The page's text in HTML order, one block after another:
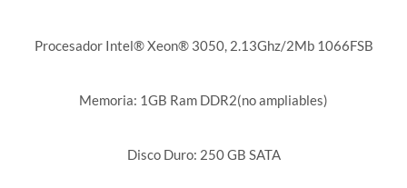
Procesador Intel® Xeon® 3050, 2.13Ghz/2Mb 1066FSB
Memoria: 1GB Ram DDR2(no ampliables)
Disco Duro: 250 GB SATA